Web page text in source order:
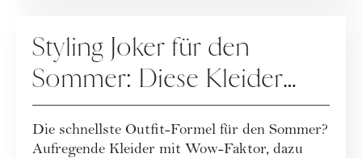
Styling Joker für den
Sommer: Diese Kleider
machen jedes Outfit zum
Hingucker
Die schnellste Outfit-Formel für den Sommer?
Aufregende Kleider mit Wow-Faktor, dazu